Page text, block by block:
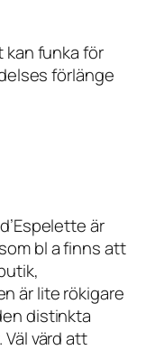
funka för
förlänge
är
bl a finns att
är lite rökigare
distinkta
Väl värd att